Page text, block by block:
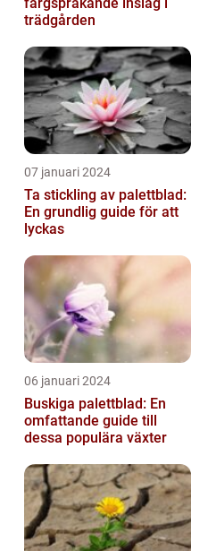
trädgården
07 januari 2024
Ta stickling av palettblad:
En grundlig guide för att
lyckas
06 januari 2024
Buskiga palettblad: En
omfattande guide till
dessa populära växter